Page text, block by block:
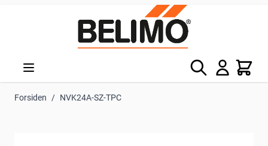
Søg Kurv
Forsiden / NVK24A-SZ-TPC